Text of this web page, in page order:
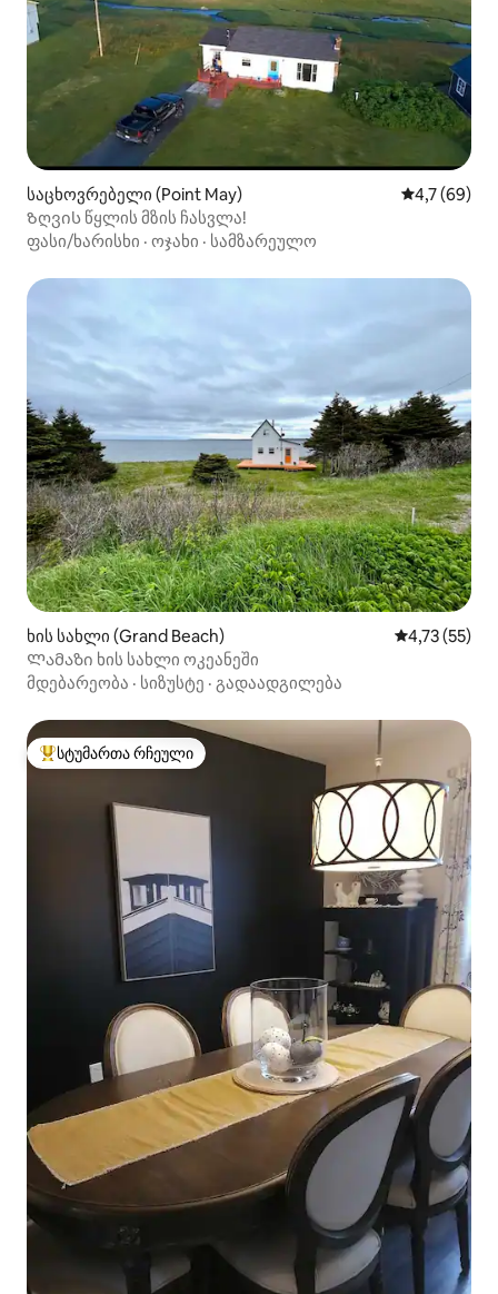
საცხოვრებელი (Point May) საშუალო
4,7 (69)
Ზღვის წყლის მზის ჩასვლა!
ფასი/ხარისხი · ოჯახი · სამზარეულო
ხის სახლი (Grand Beach) საშუალო
4,73 (55)
Ლამაზი ხის სახლი ოკეანეში
მდებარეობა · სიზუსტე · გადაადგილება
სტუმართა რჩეული მოწინავე ვარიანტი
სტუმართა რჩეული